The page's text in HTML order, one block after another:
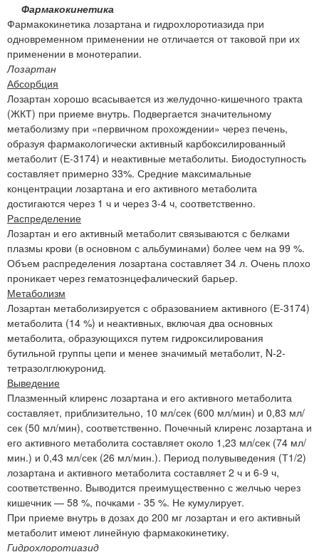
Фармакокинетика
Фармакокинетика лозартана и гидрохлоротиазида при
одновременном применении не отличается от таковой при их
применении в монотерапии.
Лозартан
Абсорбция
Лозартан хорошо всасывается из желудочно-кишечного тракта
(ЖКТ) при приеме внутрь. Подвергается значительному
метаболизму при «первичном прохождении» через печень,
образуя фармакологически активный карбоксилированный
метаболит (Е-3174) и неактивные метаболиты. Биодоступность
составляет примерно 33%. Средние максимальные
концентрации лозартана и его активного метаболита
достигаются через 1 ч и через 3-4 ч, соответственно.
Распределение
Лозартан и его активный метаболит связываются с белками
плазмы крови (в основном с альбуминами) более чем на 99 %.
Объем распределения лозартана составляет 34 л. Очень плохо
проникает через гематоэнцефалический барьер.
Метаболизм
Лозартан метаболизируется с образованием активного (Е-3174)
метаболита (14 %) и неактивных, включая два основных
метаболита, образующихся путем гидроксилирования
бутильной группы цепи и менее значимый метаболит, N-2-
тетразолглюкуронид.
Выведение
Плазменный клиренс лозартана и его активного метаболита
составляет, приблизительно, 10 мл/сек (600 мл/мин) и 0,83 мл/
сек (50 мл/мин), соответственно. Почечный клиренс лозартана и
его активного метаболита составляет около 1,23 мл/сек (74 мл/
мин.) и 0,43 мл/сек (26 мл/мин.). Период полувыведения (Т1/2)
лозартана и активного метаболита составляет 2 ч и 6-9 ч,
соответственно. Выводится преимущественно с желчью через
кишечник — 58 %, почками - 35 %. Не кумулирует.
При приеме внутрь в дозах до 200 мг лозартан и его активный
метаболит имеют линейную фармакокинетику.
Гидрохлоротиазид